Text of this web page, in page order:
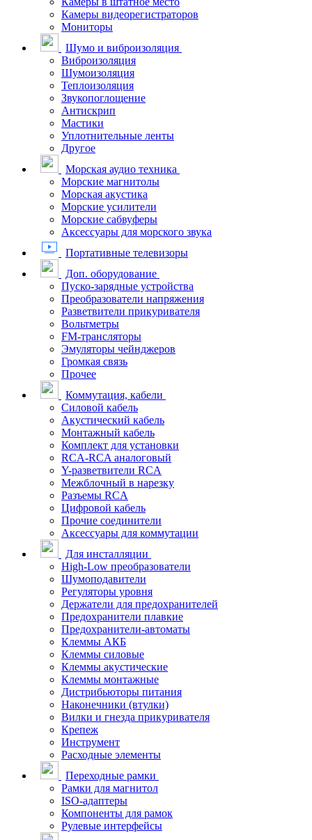
Камеры видеорегистраторов
Мониторы
Шумо и виброизоляция
Виброизоляция
Шумоизоляция
Теплоизоляция
Звукопоглощение
Антискрип
Мастики
Уплотнительные ленты
Другое
Морская аудио техника
Морские магнитолы
Морская акустика
Морские усилители
Морские сабвуферы
Аксессуары для морского звука
Портативные телевизоры
Доп. оборудование
Пуско-зарядные устройства
Преобразователи напряжения
Разветвители прикуривателя
Вольтметры
FM-трансляторы
Эмуляторы чейнджеров
Громкая связь
Прочее
Коммутация, кабели
Силовой кабель
Акустический кабель
Монтажный кабель
Комплект для установки
RCA-RCA аналоговый
Y-разветвители RCA
Межблочный в нарезку
Разъемы RCA
Цифровой кабель
Прочие соединители
Аксессуары для коммутации
Для инсталляции
High-Low преобразователи
Шумоподавители
Регуляторы уровня
Держатели для предохранителей
Предохранители плавкие
Предохранители-автоматы
Клеммы АКБ
Клеммы силовые
Клеммы акустические
Клеммы монтажные
Дистрибьюторы питания
Наконечники (втулки)
Вилки и гнезда прикуривателя
Крепеж
Инструмент
Расходные элементы
Переходные рамки
Рамки для магнитол
ISO-адаптеры
Компоненты для рамок
Рулевые интерфейсы